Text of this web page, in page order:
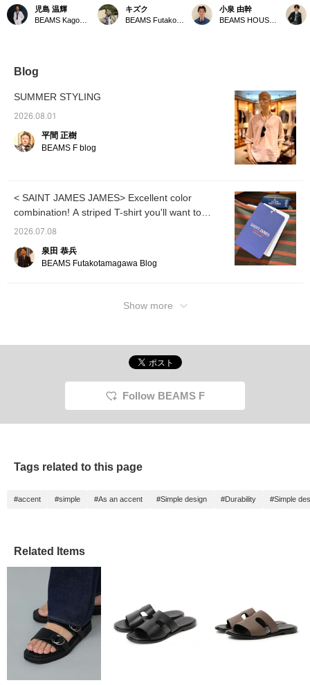
のフード付きブルゾン
に、ブラックのポロシャ
ツ、グレーのイージース
サンダルを合わせて、軽
児島 温輝
ンコットン ケーブル ニ
ットポロに【ORTELO】
シューカット ノープリー
ンダルをあわせて抜け感
キズク
is the ALAMARI Linen
Capri Shirt. Its vibrant
lime green hue looks
Shirt the star of the show,
keeping the look simple
with summery fabrics for
a casual weekend look.
Clicking 【♡+ Favorite】
and 【♡+ Follow】 will
make it easier to find this
小泉 由幹
&シ
グジ
ドを
つも
夏の
をイ
Blog
SUMMER STYLING
2026.08.01
平間 正樹
BEAMS F blog
< SAINT JAMES JAMES> Excellent color
combination! A striped T-shirt you'll want to
wear in summer.
2026.07.08
泉田 恭兵
BEAMS Futakotamagawa Blog
Show more
Follow BEAMS F
Tags related to this page
#accent #simple #As an accent #Simple design #Durability #Simple
Related Items